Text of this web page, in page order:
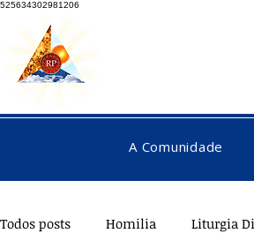
525634302981206
A Comunidade
Todos posts Homilia Liturgia